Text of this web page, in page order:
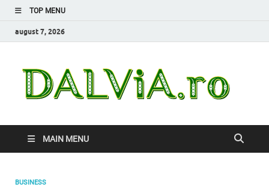
TOP MENU
august 7, 2026
MAIN MENU
BUSINESS